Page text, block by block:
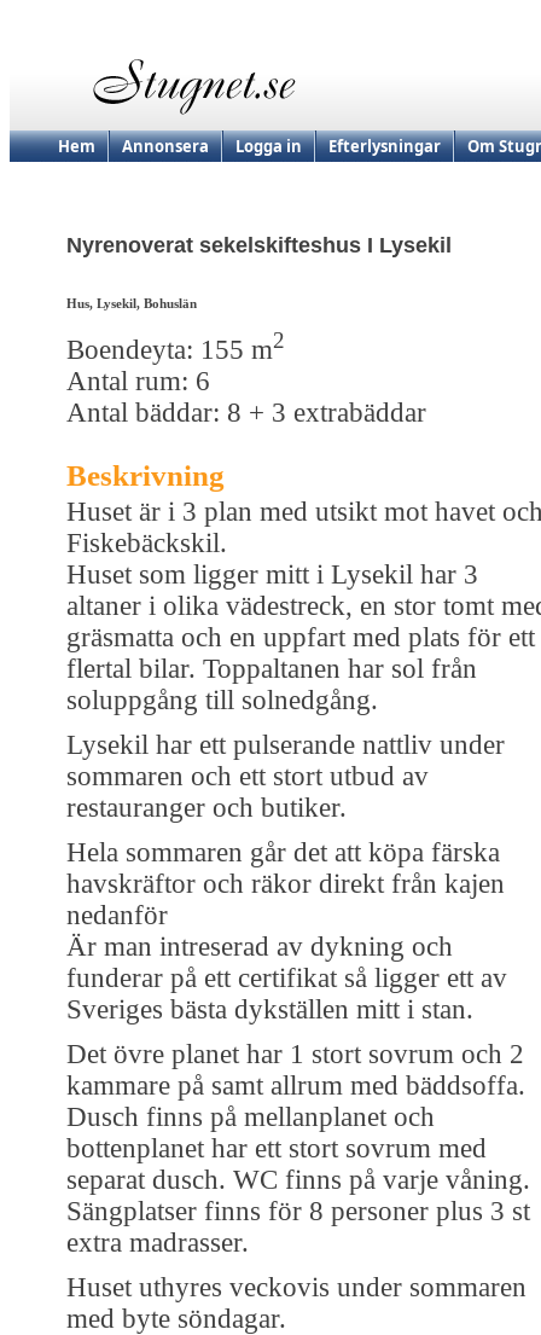
Hem Annonsera Logga in Efterlysningar Om
Nyrenoverat sekelskifteshus I Lysekil
Hus, Lysekil, Bohuslän
Boendeyta: 155 m2
Antal rum: 6
Antal bäddar: 8 + 3 extrabäddar
Beskrivning
Huset är i 3 plan med utsikt mot havet
Fiskebäckskil.
Huset som ligger mitt i Lysekil har 3
altaner i olika vädestreck, en stor tomt
gräsmatta och en uppfart med plats för ett
flertal bilar. Toppaltanen har sol från
soluppgång till solnedgång.
Lysekil har ett pulserande nattliv under
sommaren och ett stort utbud av
restauranger och butiker.
Hela sommaren går det att köpa färska
havskräftor och räkor direkt från kajen
nedanför
Är man intreserad av dykning och
funderar på ett certifikat så ligger ett av
Sveriges bästa dykställen mitt i stan.
Det övre planet har 1 stort sovrum och 2
kammare på samt allrum med bäddsoffa.
Dusch finns på mellanplanet och
bottenplanet har ett stort sovrum med
separat dusch. WC finns på varje våning.
Sängplatser finns för 8 personer plus 3 st
extra madrasser.
Huset uthyres veckovis under sommaren
med byte söndagar.